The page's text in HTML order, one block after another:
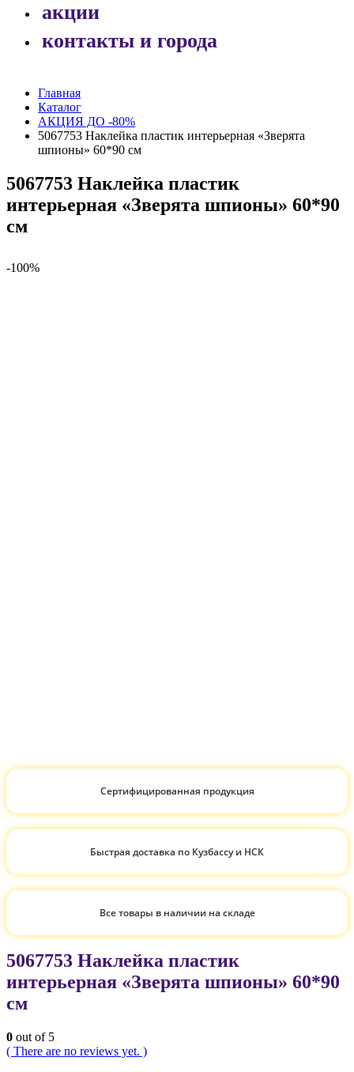
акции
контакты и города
Главная
Каталог
АКЦИЯ ДО -80%
5067753 Наклейка пластик интерьерная «Зверята
шпионы» 60*90 см
5067753 Наклейка пластик
интерьерная «Зверята шпионы» 60*90
см
-100%
Сертифицированная продукция
Быстрая доставка по Кузбассу и НСК
Все товары в наличии на складе
5067753 Наклейка пластик
интерьерная «Зверята шпионы» 60*90
см
0 out of 5
( There are no reviews yet. )